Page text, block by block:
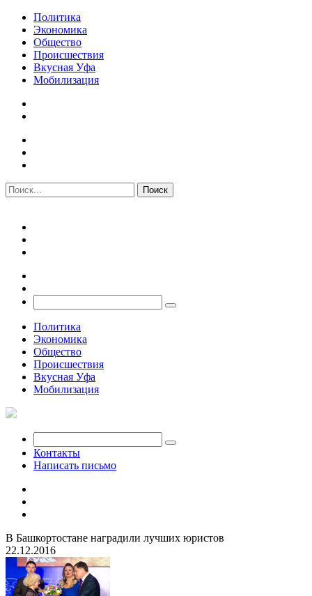
Политика
Экономика
Общество
Происшествия
Вкусная Уфа
Мобилизация
Политика
Экономика
Общество
Происшествия
Вкусная Уфа
Мобилизация
Контакты
Написать письмо
В Башкортостане наградили лучших юристов
22.12.2016